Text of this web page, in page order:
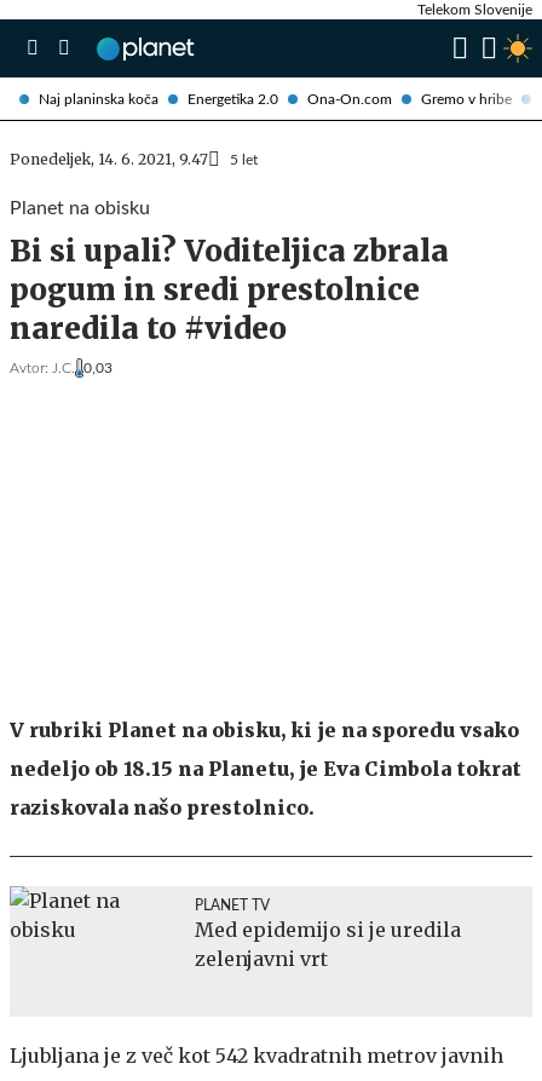
Naj planinska koča Energetika 2.0 Ona-On.com Gremo v hribe
Telekom Slovenije
Ponedeljek, 14. 6. 2021, 9.47 5 let
Planet na obisku
Bi si upali? Voditeljica zbrala
pogum in sredi prestolnice
naredila to #video
Avtor: J.C. 0,03
V rubriki Planet na obisku, ki je na sporedu vsako
nedeljo ob 18.15 na Planetu, je Eva Cimbola tokrat
raziskovala našo prestolnico.
PLANET TV
Med epidemijo si je uredila
zelenjavni vrt
Ljubljana je z več kot 542 kvadratnih metrov javnih